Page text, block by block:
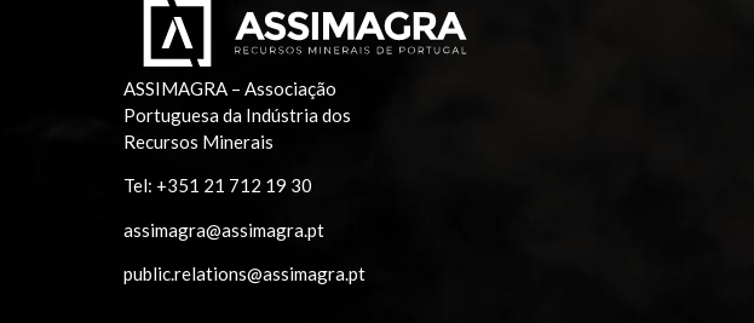
ASSIMAGRA – Associação
Portuguesa da Indústria dos
Recursos Minerais
Tel: +351 21 712 19 30
assimagra@assimagra.pt
public.relations@assimagra.pt